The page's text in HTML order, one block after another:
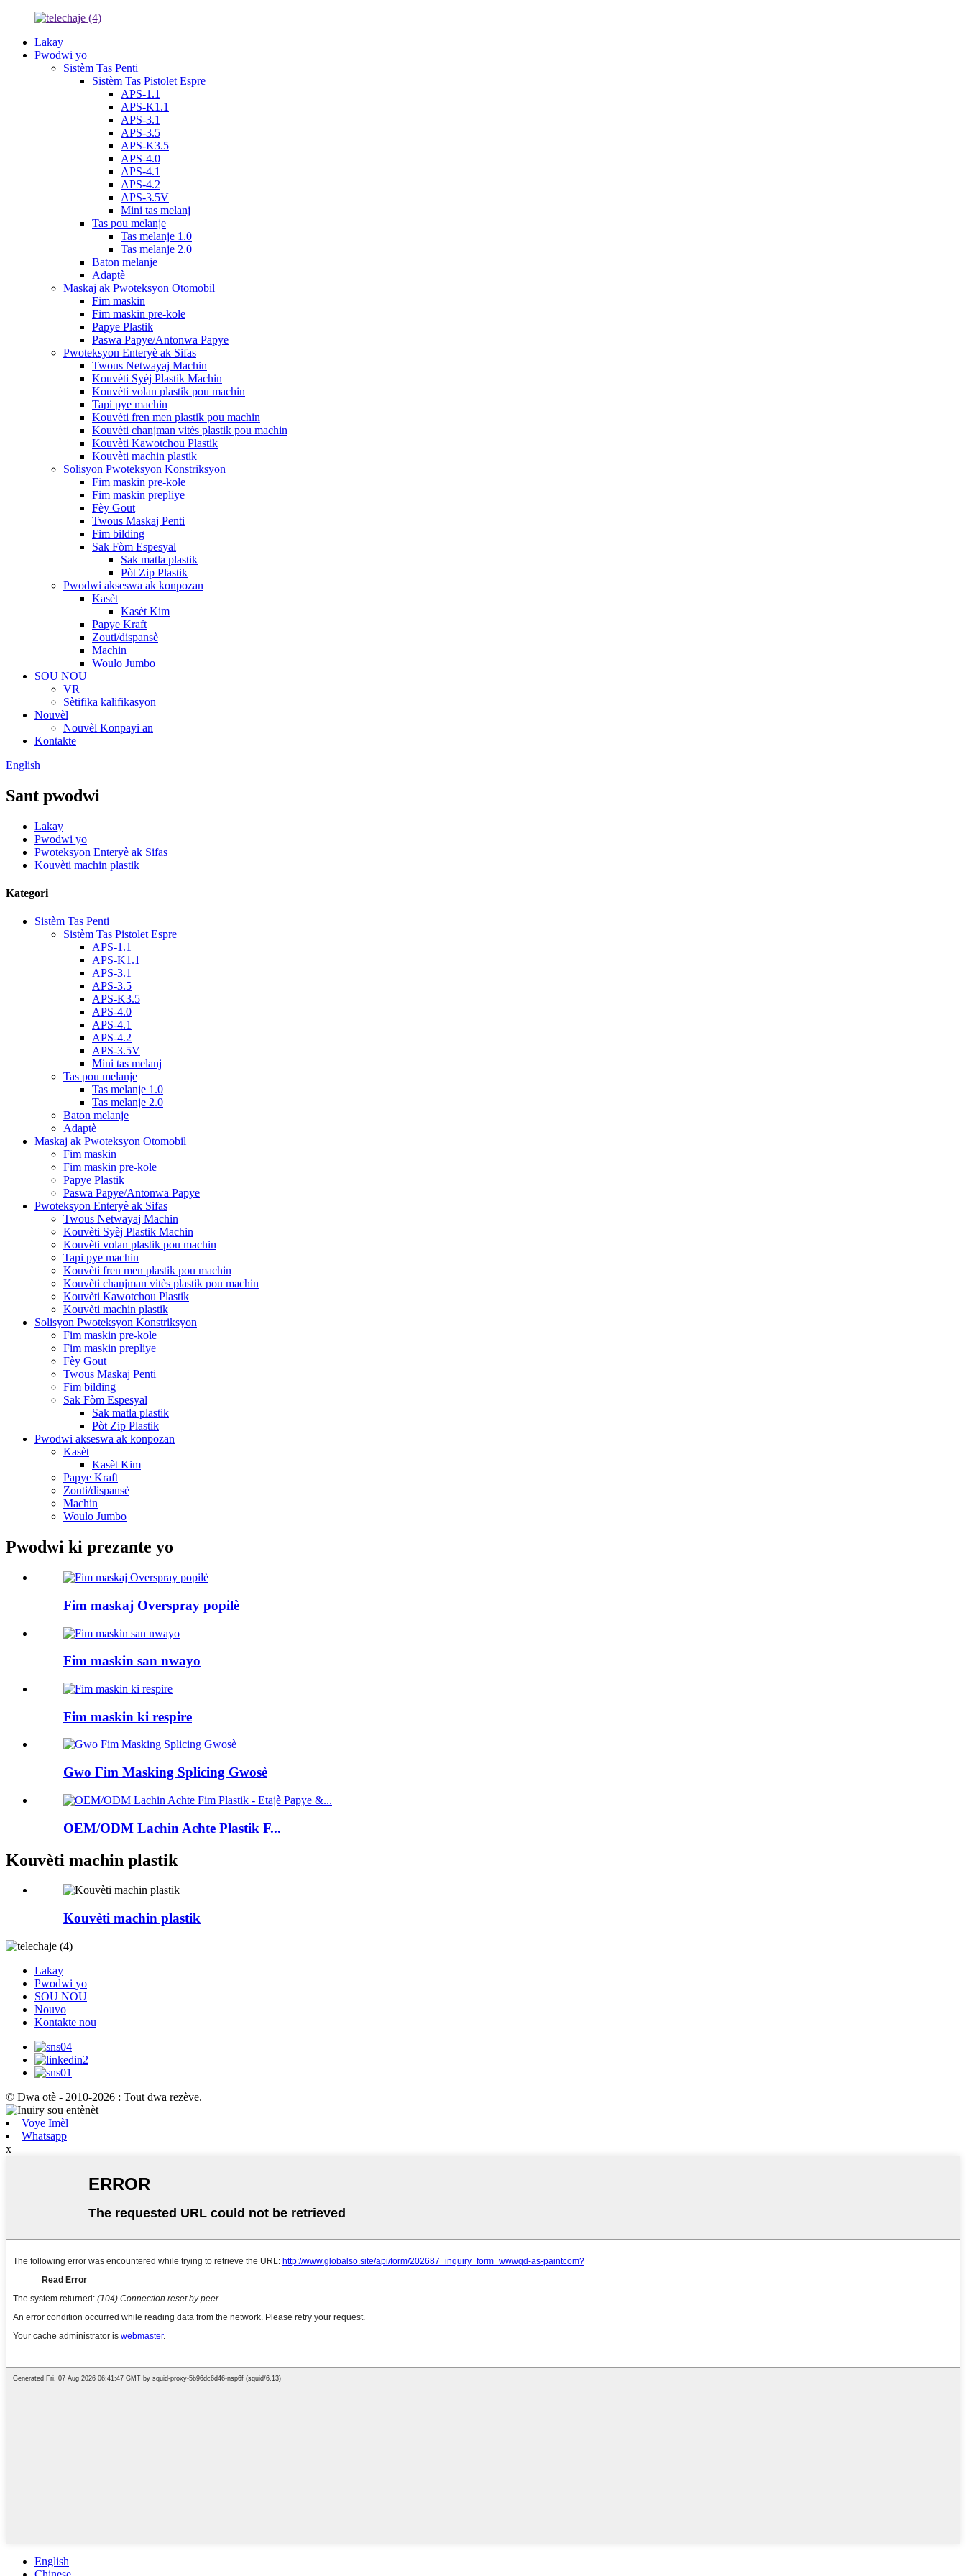
Lakay
Pwodwi yo
Sistèm Tas Penti
Sistèm Tas Pistolet Espre
APS-1.1
APS-K1.1
APS-3.1
APS-3.5
APS-K3.5
APS-4.0
APS-4.1
APS-4.2
APS-3.5V
Mini tas melanj
Tas pou melanje
Tas melanje 1.0
Tas melanje 2.0
Baton melanje
Adaptè
Maskaj ak Pwoteksyon Otomobil
Fim maskin
Fim maskin pre-kole
Papye Plastik
Paswa Papye/Antonwa Papye
Pwoteksyon Enteryè ak Sifas
Twous Netwayaj Machin
Kouvèti Syèj Plastik Machin
Kouvèti volan plastik pou machin
Tapi pye machin
Kouvèti fren men plastik pou machin
Kouvèti chanjman vitès plastik pou machin
Kouvèti Kawotchou Plastik
Kouvèti machin plastik
Solisyon Pwoteksyon Konstriksyon
Fim maskin pre-kole
Fim maskin prepliye
Fèy Gout
Twous Maskaj Penti
Fim bilding
Sak Fòm Espesyal
Sak matla plastik
Pòt Zip Plastik
Pwodwi akseswa ak konpozan
Kasèt
Kasèt Kim
Papye Kraft
Zouti/dispansè
Machin
Woulo Jumbo
SOU NOU
VR
Sètifika kalifikasyon
Nouvèl
Nouvèl Konpayi an
Kontakte
English
Sant pwodwi
Lakay
Pwodwi yo
Pwoteksyon Enteryè ak Sifas
Kouvèti machin plastik
Kategori
Sistèm Tas Penti
Sistèm Tas Pistolet Espre
APS-1.1
APS-K1.1
APS-3.1
APS-3.5
APS-K3.5
APS-4.0
APS-4.1
APS-4.2
APS-3.5V
Mini tas melanj
Tas pou melanje
Tas melanje 1.0
Tas melanje 2.0
Baton melanje
Adaptè
Maskaj ak Pwoteksyon Otomobil
Fim maskin
Fim maskin pre-kole
Papye Plastik
Paswa Papye/Antonwa Papye
Pwoteksyon Enteryè ak Sifas
Twous Netwayaj Machin
Kouvèti Syèj Plastik Machin
Kouvèti volan plastik pou machin
Tapi pye machin
Kouvèti fren men plastik pou machin
Kouvèti chanjman vitès plastik pou machin
Kouvèti Kawotchou Plastik
Kouvèti machin plastik
Solisyon Pwoteksyon Konstriksyon
Fim maskin pre-kole
Fim maskin prepliye
Fèy Gout
Twous Maskaj Penti
Fim bilding
Sak Fòm Espesyal
Sak matla plastik
Pòt Zip Plastik
Pwodwi akseswa ak konpozan
Kasèt
Kasèt Kim
Papye Kraft
Zouti/dispansè
Machin
Woulo Jumbo
Pwodwi ki prezante yo
Fim maskaj Overspray popilè
Fim maskin san nwayo
Fim maskin ki respire
Gwo Fim Masking Splicing Gwosè
OEM/ODM Lachin Achte Plastik F...
Kouvèti machin plastik
Kouvèti machin plastik
Lakay
Pwodwi yo
SOU NOU
Nouvo
Kontakte nou
© Dwa otè - 2010-2026 : Tout dwa rezève.
Voye Imèl
Whatsapp
x
English